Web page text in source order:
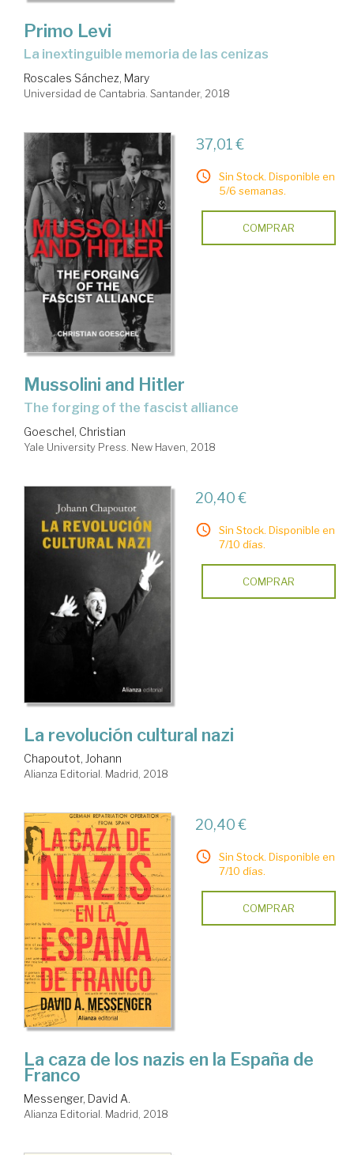
Primo Levi
la inextinguible memoria de las cenizas
Roscales Sánchez, Mary
Universidad de Cantabria. Santander, 2018
37,01 €
Sin Stock. Disponible en
5/6 semanas.
COMPRAR
Mussolini and Hitler
the forging of the fascist alliance
Goeschel, Christian
Yale University Press. New Haven, 2018
20,40 €
Sin Stock. Disponible en
7/10 días.
COMPRAR
La revolución cultural nazi
Chapoutot, Johann
Alianza Editorial. Madrid, 2018
20,40 €
Sin Stock. Disponible en
7/10 días.
COMPRAR
La caza de los nazis en la España de
Franco
Messenger, David A.
Alianza Editorial. Madrid, 2018